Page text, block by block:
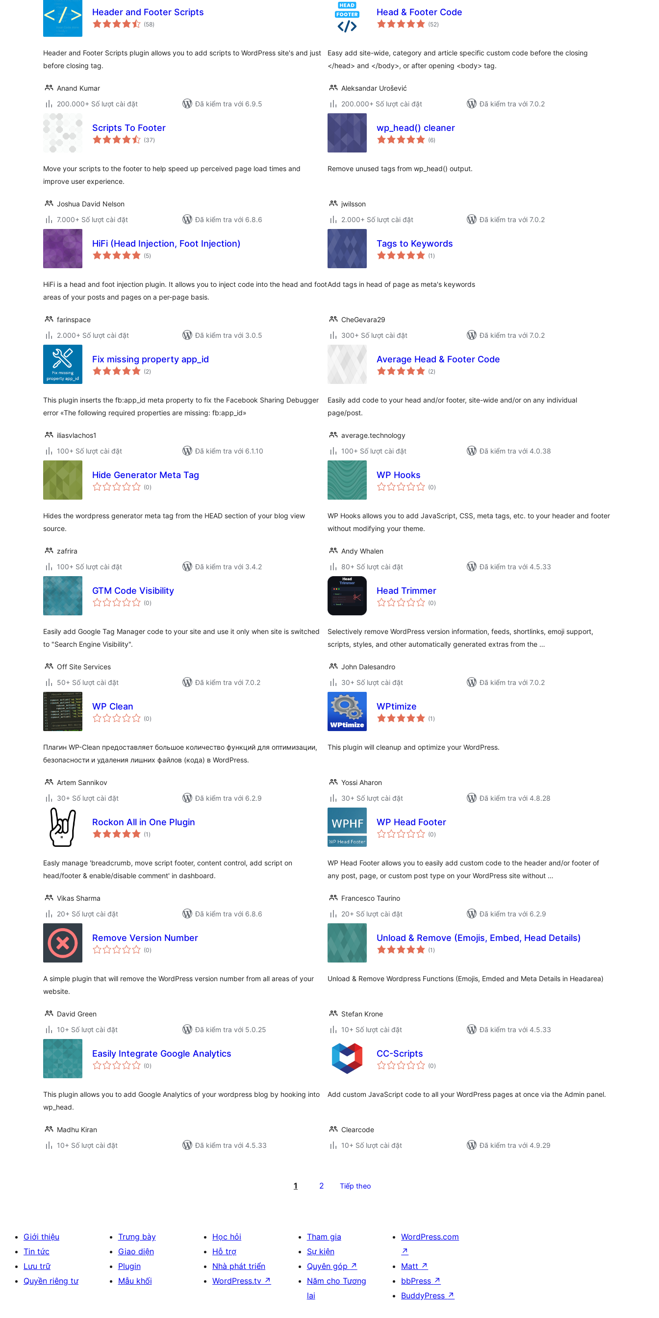
Header and Footer Scripts
(58tổng
đánh
)
Header and Footer Scripts plugin allows you to add scripts to WordPress site's and just
before closing tag.
Anand Kumar
200.000+ Số lượt cài đặt
Đã kiểm tra với 6.9.5
Head & Footer Code
(52tổng
đánh
)
Easy add site-wide, category and article specific custom code before the closing
</head> and </body>, or after opening <body> tag.
Aleksandar Urošević
200.000+ Số lượt cài đặt
Đã kiểm tra với 7.0.2
Scripts To Footer
(37tổng
đánh
)
Move your scripts to the footer to help speed up perceived page load times and
improve user experience.
Joshua David Nelson
7.000+ Số lượt cài đặt
Đã kiểm tra với 6.8.6
wp_head() cleaner
(6tổng
đánh
)
Remove unused tags from wp_head() output.
jwilsson
2.000+ Số lượt cài đặt
Đã kiểm tra với 7.0.2
HiFi (Head Injection, Foot Injection)
(5tổng
đánh
)
HiFi is a head and foot injection plugin. It allows you to inject code into the head and foot
areas of your posts and pages on a per-page basis.
farinspace
2.000+ Số lượt cài đặt
Đã kiểm tra với 3.0.5
Tags to Keywords
(1 tổng
đánh
)
Add tags in head of page as meta's keywords
CheGevara29
300+ Số lượt cài đặt
Đã kiểm tra với 7.0.2
Fix missing property app_id
(2tổng
đánh
)
This plugin inserts the fb:app_id meta property to fix the Facebook Sharing Debugger
error «The following required properties are missing: fb:app_id»
iliasvlachos1
100+ Số lượt cài đặt
Đã kiểm tra với 6.1.10
Average Head & Footer Code
(2tổng
đánh
)
Easily add code to your head and/or footer, site-wide and/or on any individual
page/post.
average.technology
100+ Số lượt cài đặt
Đã kiểm tra với 4.0.38
Hide Generator Meta Tag
(0tổng
đánh
)
Hides the wordpress generator meta tag from the HEAD section of your blog view
source.
zafrira
100+ Số lượt cài đặt
Đã kiểm tra với 3.4.2
WP Hooks
(0tổng
đánh
)
WP Hooks allows you to add JavaScript, CSS, meta tags, etc. to your header and footer
without modifying your theme.
Andy Whalen
80+ Số lượt cài đặt
Đã kiểm tra với 4.5.33
GTM Code Visibility
(0tổng
đánh
)
Easily add Google Tag Manager code to your site and use it only when site is switched
to "Search Engine Visibility".
Off Site Services
50+ Số lượt cài đặt
Đã kiểm tra với 7.0.2
Head Trimmer
(0tổng
đánh
)
Selectively remove WordPress version information, feeds, shortlinks, emoji support,
scripts, styles, and other automatically generated extras from the …
John Dalesandro
30+ Số lượt cài đặt
Đã kiểm tra với 7.0.2
WP Clean
(0tổng
đánh
)
Плагин WP-Clean предоставляет большое количество функций для оптимизации,
безопасности и удаления лишних файлов (кода) в WordPress.
Artem Sannikov
30+ Số lượt cài đặt
Đã kiểm tra với 6.2.9
WPtimize
(1 tổng
đánh
)
This plugin will cleanup and optimize your WordPress.
Yossi Aharon
30+ Số lượt cài đặt
Đã kiểm tra với 4.8.28
Rockon All in One Plugin
(1 tổng
đánh
)
Easly manage 'breadcrumb, move script footer, content control, add script on
head/footer & enable/disable comment' in dashboard.
Vikas Sharma
20+ Số lượt cài đặt
Đã kiểm tra với 6.8.6
WP Head Footer
(0tổng
đánh
)
WP Head Footer allows you to easily add custom code to the header and/or footer of
any post, page, or custom post type on your WordPress site without …
Francesco Taurino
20+ Số lượt cài đặt
Đã kiểm tra với 6.2.9
Remove Version Number
(0tổng
đánh
)
A simple plugin that will remove the WordPress version number from all areas of your
website.
David Green
10+ Số lượt cài đặt
Đã kiểm tra với 5.0.25
Unload & Remove (Emojis, Embed, Head Details)
(1 tổng
đánh
)
Unload & Remove Wordpress Functions (Emojis, Emded and Meta Details in Headarea)
Stefan Krone
10+ Số lượt cài đặt
Đã kiểm tra với 4.5.33
Easily Integrate Google Analytics
(0tổng
đánh
)
This plugin allows you to add Google Analytics of your wordpress blog by hooking into
wp_head.
Madhu Kiran
10+ Số lượt cài đặt
Đã kiểm tra với 4.5.33
CC-Scripts
(0tổng
đánh
)
Add custom JavaScript code to all your WordPress pages at once via the Admin panel.
Clearcode
10+ Số lượt cài đặt
Đã kiểm tra với 4.9.29
1 2 Tiếp theo
Giới thiệu
Tin tức
Lưu trữ
Quyền riêng tư
Trưng bày
Giao diện
Plugin
Mẫu khối
Học hỏi
Hỗ trợ
Nhà phát triển
WordPress.tv ↗
Tham gia
Sự kiện
Quyên góp ↗
Năm cho Tương
lai
WordPress.com
↗
Matt ↗
bbPress ↗
BuddyPress ↗